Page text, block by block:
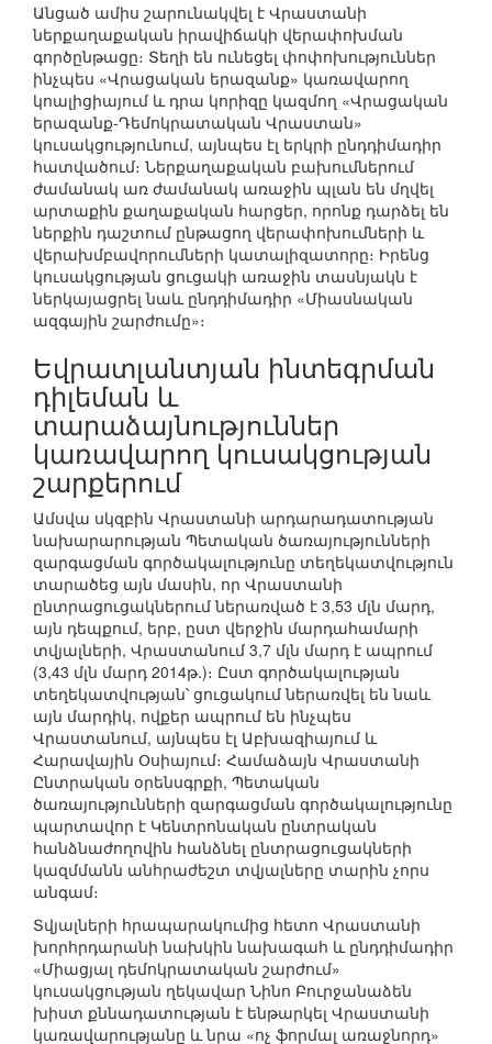
Անցած ամիս շարունակվել է Վրաստանի
ներքաղաքական իրավիճակի վերափոխման
գործընթացը։ Տեղի են ունեցել փոփոխություններ
ինչպես «Վրացական երազանք» կառավարող
կոալիցիայում և դրա կորիզը կազմող «Վրացական
երազանք-Դեմոկրատական Վրաստան»
կուսակցությունում, այնպես էլ երկրի ընդդիմադիր
հատվածում։ Ներքաղաքական բախումներում
ժամանակ առ ժամանակ առաջին պլան են մղվել
արտաքին քաղաքական հարցեր, որոնք դարձել են
ներքին դաշտում ընթացող վերափոխումների և
վերախմբավորումների կատալիզատորը։ Իրենց
կուսակցության ցուցակի առաջին տասնյակն է
ներկայացրել նաև ընդդիմադիր «Միասնական
ազգային շարժումը»։
Եվրատլանտյան ինտեգրման
դիլեման և
տարաձայնություններ
կառավարող կուսակցության
շարքերում
Ամսվա սկզբին Վրաստանի արդարադատության
նախարարության Պետական ծառայությունների
զարգացման գործակալությունը տեղեկատվություն
տարածեց այն մասին, որ Վրաստանի
ընտրացուցակներում ներառված է 3,53 մլն մարդ,
այն դեպքում, երբ, ըստ վերջին մարդահամարի
տվյալների, Վրաստանում 3,7 մլն մարդ է ապրում
(3,43 մլն մարդ 2014թ.)։ Ըստ գործակալության
տեղեկատվության՝ ցուցակում ներառվել են նաև
այն մարդիկ, ովքեր ապրում են ինչպես
Վրաստանում, այնպես էլ Աբխազիայում և
Հարավային Օսիայում։ Համաձայն Վրաստանի
Ընտրական օրենսգրքի, Պետական
ծառայությունների զարգացման գործակալությունը
պարտավոր է Կենտրոնական ընտրական
հանձնաժողովին հանձնել ընտրացուցակների
կազմմանն անհրաժեշտ տվյալները տարին չորս
անգամ։
Տվյալների հրապարակումից հետո Վրաստանի
խորհրդարանի նախկին նախագահ և ընդդիմադիր
«Միացյալ դեմոկրատական շարժում»
կուսակցության ղեկավար Նինո Բուրջանաձեն
խիստ քննադատության է ենթարկել Վրաստանի
կառավարությանը և նրա «ոչ ֆորմալ առաջնորդ»